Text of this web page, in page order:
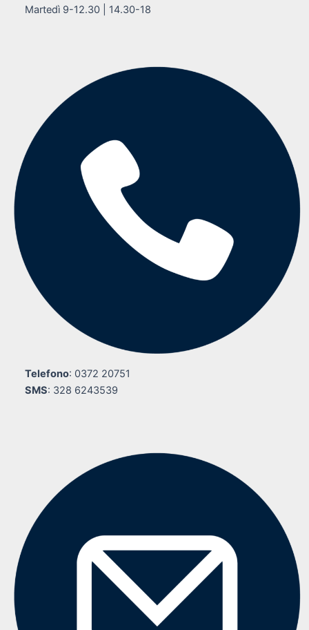
Martedì 9-12.30 | 14.30-18
Telefono: 0372 20751
SMS: 328 6243539